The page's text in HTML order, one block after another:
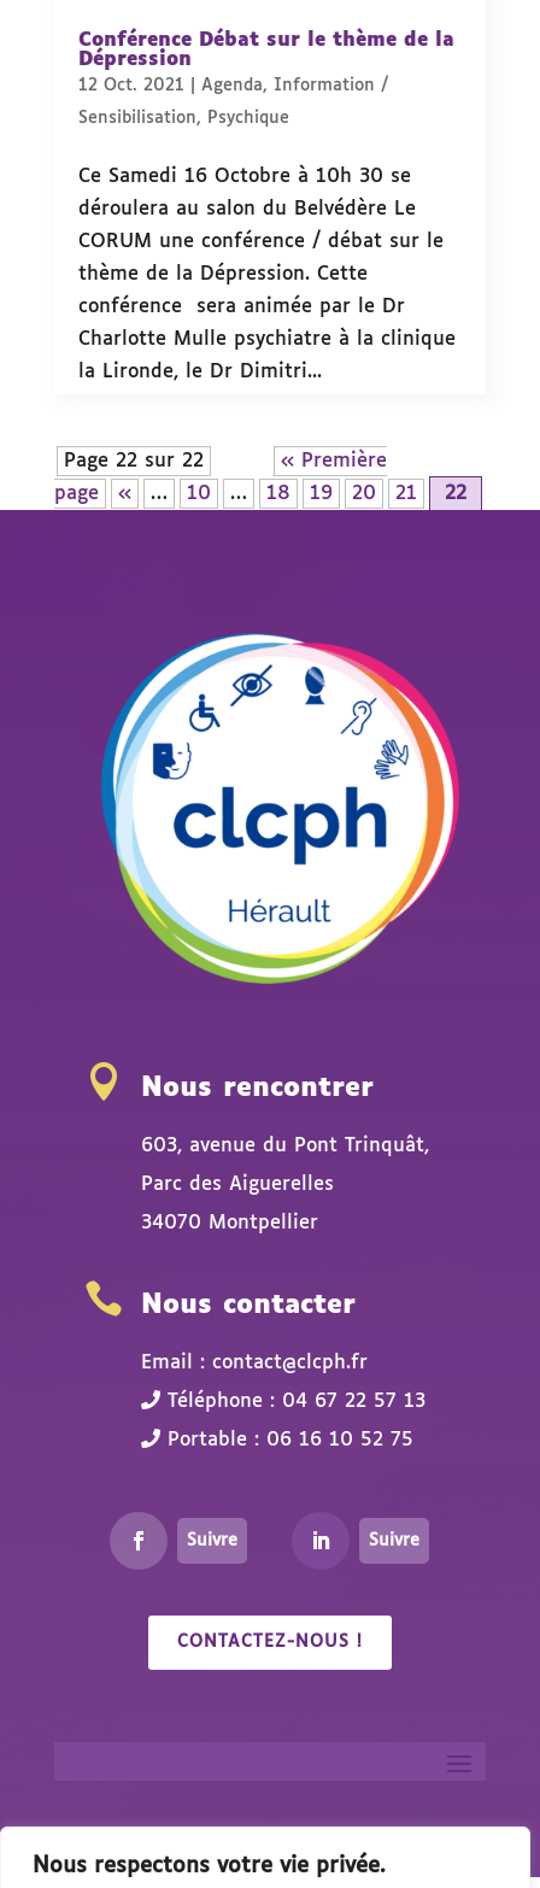
Nous respectons votre vie privée.
Conférence Débat sur le thème de la
Dépression
12 Oct. 2021 Agenda, Information /
Sensibilisation, Psychique
Ce Samedi 16 Octobre à 10h 30 se
déroulera au salon du Belvédère Le
CORUM une conférence / débat sur le
thème de la Dépression. Cette
conférence sera animée par le Dr
Charlotte Mulle psychiatre à la clinique
la Lironde, le Dr Dimitri...
Page 22 sur 22
« Première
page
« … 10 … 18 19 20 21 22
 Nous rencontrer
603, avenue du Pont Trinquât,
Parc des Aiguerelles
34070 Montpellier
 Nous contacter
Email : contact@clcph.fr
Téléphone : 04 67 22 57 13
Portable : 06 16 10 52 75
Suivre Suivre
CONTACTEZ-NOUS !